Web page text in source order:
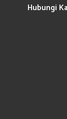
Hubungi